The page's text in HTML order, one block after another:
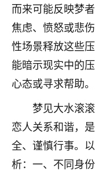
而来可能反映梦
焦虑、愤怒或悲
性场景释放这些
能暗示现实中的
心态或寻求帮助。
梦见大水滚
恋人关系和谐，
全、谨慎行事。
析：一、不同身
3小时前 来自河
付深
我是公司人
三个，找老师
着我晋升有望
后，我以为都
职第一个就
3000，非常
鹿森：恭